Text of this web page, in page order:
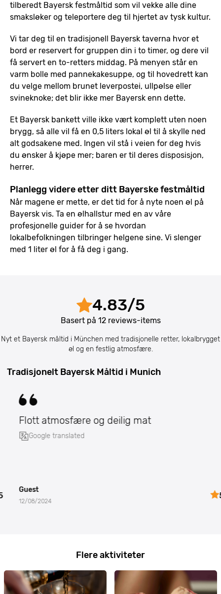
tilberedt Bayersk festmåltid som vil vekke alle dine
smaksløker og teleportere deg til hjertet av tysk kultur.
Vi tar deg til en tradisjonell Bayersk taverna hvor et
bord er reservert for gruppen din i to timer, og dere vil
få servert en to-retters middag. På menyen står en
varm bolle med pannekakesuppe, og til hovedrett kan
du velge mellom brunet leverpostei, ullpølse eller
svineknoke; det blir ikke mer Bayersk enn dette.
Et Bayersk bankett ville ikke vært komplett uten noen
brygg, så alle vil få en 0,5 liters lokal øl til å skylle ned
alt godsakene med. Ingen vil stå i veien for deg hvis
du ønsker å kjøpe mer; baren er til deres disposisjon,
herrer.
Planlegg videre etter ditt Bayerske festmåltid
Når magene er mette, er det tid for å nyte noen øl på
Bayersk vis. Ta en ølhallstur med en av våre
profesjonelle guider for å se hvordan
lokalbefolkningen tilbringer helgene sine. Vi slenger
med 1 liter øl for å få deg i gang.
4.83/5
Basert på 12reviews-items
Nyt et Bayersk måltid i München med tradisjonelle retter, lokalbrygget
øl og en festlig atmosfære.
Tradisjonelt Bayersk Måltid i Munich
Flott atmosfære og deilig mat
Google translated
Guest
12/08/2024
5
Flere aktiviteter